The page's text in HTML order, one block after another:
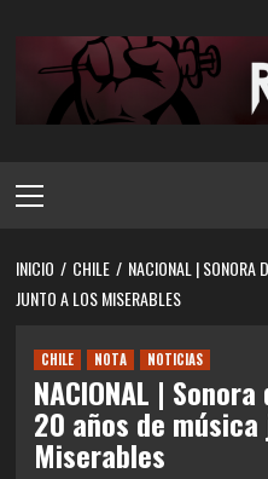
contenido
principal
INICIO CHILE
NACIONAL | SONORA
JUNTO A LOS MISERABLES
CHILE NOTA NOTICIAS
NACIONAL |
20 años de
Miserables